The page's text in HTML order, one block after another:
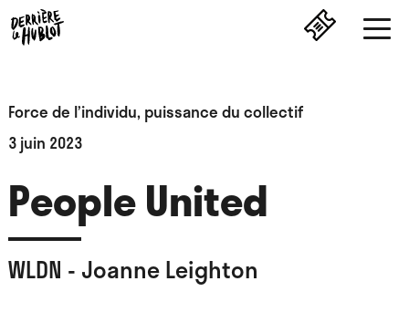
Force de l’individu, puissance du collectif
3 juin 2023
People United
WLDN - Joanne Leighton